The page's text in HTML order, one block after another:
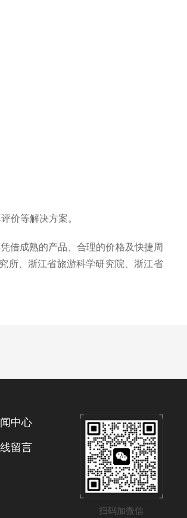
价等解决方案。
借成熟的产品、合理的价格及快捷周
所、浙江省旅游科学研究院、浙江省
扫码加微信
中心
留言